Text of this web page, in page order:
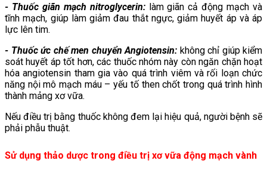
- Thuốc giãn mạch nitroglycerin:làm giãn cả động mạch và
tĩnh mạch, giúp làm giảm đau thắt ngực, giảm huyết áp và áp
lực lên tim.
- Thuốc ức chế men chuyển Angiotensin: không chỉ giúp kiểm
soát huyết áp tốt hơn, các thuốc nhóm này còn ngăn chặn hoạt
hóa angiotensin tham gia vào quá trình viêm và rối loạn chức
năng nội mô mạch máu – yếu tố then chốt trong quá trình hình
thành mảng xơ vữa.
Nếu điều trị bằng thuốc không đem lại hiệu quả, người bệnh sẽ
phải phẫu thuật.
Sử dụng thảo dược trong điều trị xơ vữa động mạch vành